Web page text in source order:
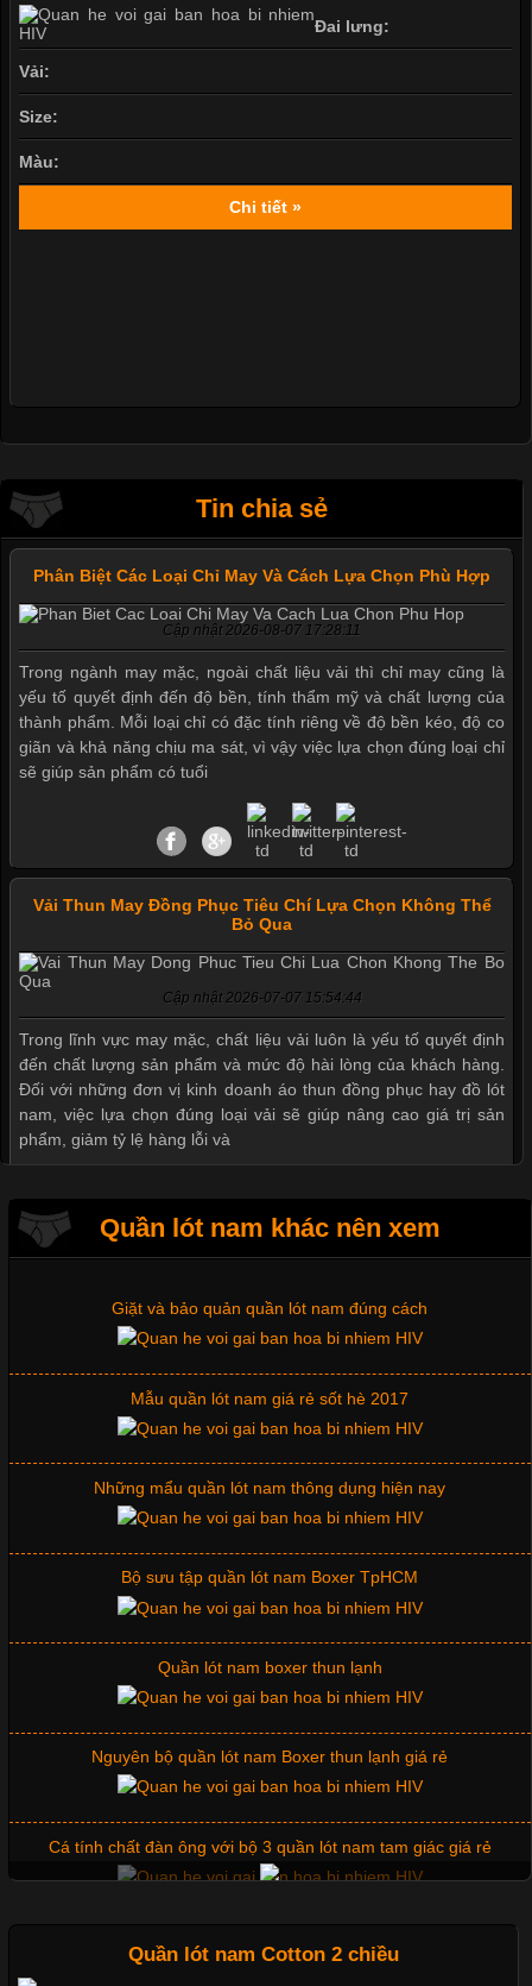
Đai lưng:
Vải:
Size:
Màu:
Chi tiết »
Tin chia sẻ
Phân Biệt Các Loại Chỉ May Và Cách Lựa Chọn Phù Hợp
Cập nhật 2026-08-07 17:28:11
Trong ngành may mặc, ngoài chất liệu vải thì chỉ may cũng là
yếu tố quyết định đến độ bền, tính thẩm mỹ và chất lượng của
thành phẩm. Mỗi loại chỉ có đặc tính riêng về độ bền kéo, độ co
giãn và khả năng chịu ma sát, vì vậy việc lựa chọn đúng loại chỉ
sẽ giúp sản phẩm có tuổi
Vải Thun May Đồng Phục Tiêu Chí Lựa Chọn Không Thể
Bỏ Qua
Cập nhật 2026-07-07 15:54:44
Trong lĩnh vực may mặc, chất liệu vải luôn là yếu tố quyết định
đến chất lượng sản phẩm và mức độ hài lòng của khách hàng.
Đối với những đơn vị kinh doanh áo thun đồng phục hay đồ lót
nam, việc lựa chọn đúng loại vải sẽ giúp nâng cao giá trị sản
phẩm, giảm tỷ lệ hàng lỗi và
Áo thun là một trong những trang phục phổ biến nhất hiện nay
nhờ tính tiện dụng, dễ phối đồ và phù hợp với nhiều đối tượng.
quan trọng tạo nên phong cách riêng cho từng sản phẩm. Mỗi
loại cổ áo sẽ mang đến một vẻ đẹp khác
Những Mẫu Áo Thun Đồng Phục Công Ty Được Ưa
Chuộng Hiện Nay
Cập nhật 2026-06-01 14:23:34
Trong môi trường kinh doanh hiện đại, việc xây dựng hình ảnh
chuyên nghiệp đóng vai trò quan trọng đối với sự phát triển của
doanh nghiệp. Một trong những giải pháp hiệu quả được nhiều
đơn vị lựa chọn hiện nay là sử dụng áo thun đồng phục công ty.
Không chỉ giúp tạo sự đồng bộ, áo thun
Quần lót nam khác nên xem
Mẫu quần short quần lót nam nữ hè thu 2017
Thị hiều quần lót nam bơi lội nam và nữ 2017
Xu hướng thời trang trẻ và quần lót nam giá sỉ
Giặt và bảo quản quần lót nam đúng cách
Mẫu quần lót nam giá rẻ sốt hè 2017
Những mẩu quần lót nam thông dụng hiện nay
Bộ sưu tập quần lót nam Boxer TpHCM
Quần lót nam boxer thun lạnh
Nguyên bộ quần lót nam Boxer thun lạnh giá rẻ
Cá tính chất đàn ông với bộ 3 quần lót nam tam giác giá rẻ
Quần lót nam Cotton 2 chiều